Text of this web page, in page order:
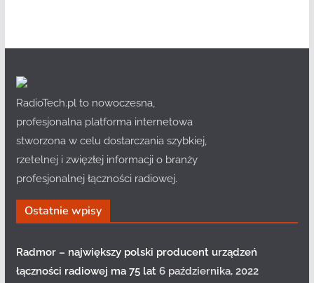
RadioTech.pl to nowoczesna,
profesjonalna platforma internetowa
stworzona w celu dostarczania szybkiej,
rzetelnej i zwięzłej informacji o branży
profesjonalnej łączności radiowej.
Ostatnie wpisy
Radmor – największy polski producent urządzeń
łączności radiowej ma 75 lat 6 października, 2022